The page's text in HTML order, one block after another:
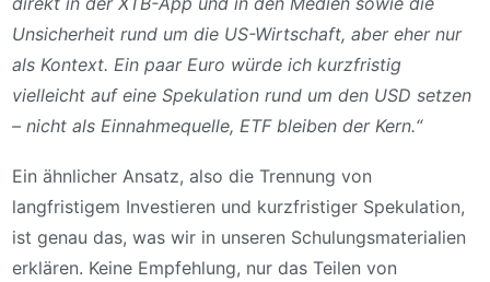
Unsicherheit rund um die US-Wirtschaft, aber eher nur
als Kontext. Ein paar Euro würde ich kurzfristig
vielleicht auf eine Spekulation rund um den USD setzen
– nicht als Einnahmequelle, ETF bleiben der Kern.“
Ein ähnlicher Ansatz, also die Trennung von
langfristigem Investieren und kurzfristiger Spekulation,
ist genau das, was wir in unseren Schulungsmaterialien
erklären. Keine Empfehlung, nur das Teilen von